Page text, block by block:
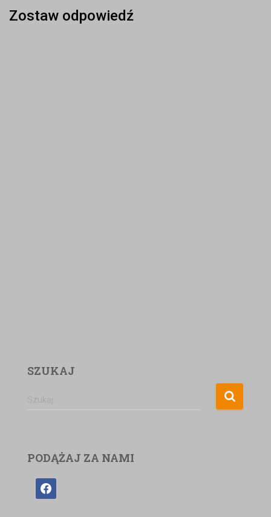
Zostaw odpowiedź
SZUKAJ
PODĄŻAJ ZA NAMI